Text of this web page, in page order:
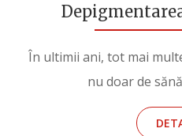
În ultimii ani, tot mai
nu doar de